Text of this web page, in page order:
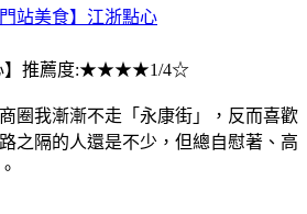
站美食】江浙點心
心】推薦度:★★★★1/4☆
圈我漸漸不走「永康街」，反而喜歡
之隔的人還是不少，但總自慰著、高